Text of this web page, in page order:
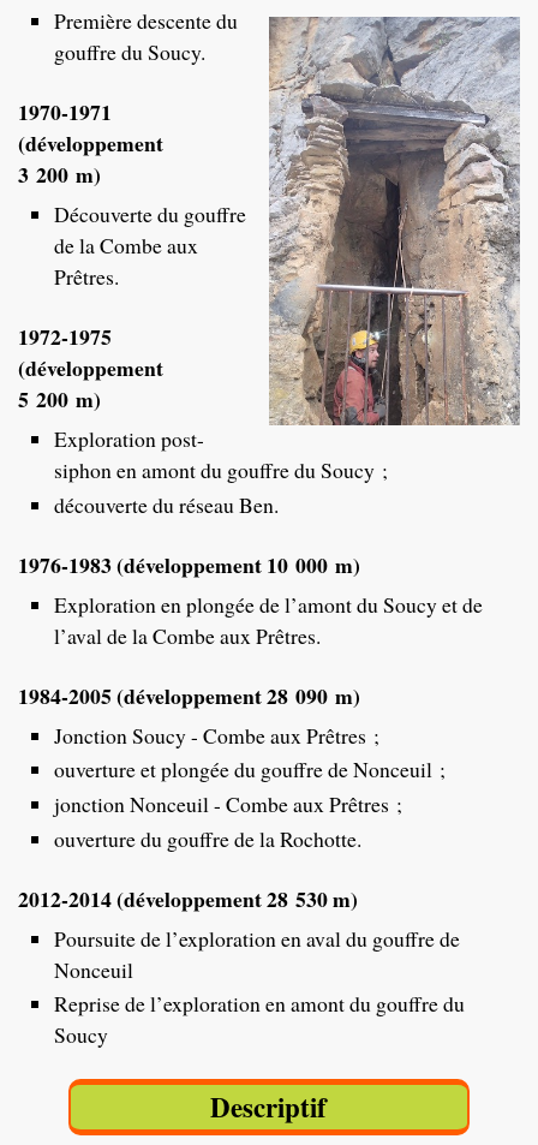
Première descente du
gouffre du Soucy.
1970-1971
(développement
3 200 m)
Découverte du gouffre
de la Combe aux
Prêtres.
1972-1975
(développement
5 200 m)
Exploration post-
siphon en amont du gouffre du Soucy ;
découverte du réseau Ben.
1976-1983 (développement 10 000 m)
Exploration en plongée de l’amont du Soucy et de
l’aval de la Combe aux Prêtres.
1984-2005 (développement 28 090 m)
Jonction Soucy - Combe aux Prêtres ;
ouverture et plongée du gouffre de Nonceuil ;
jonction Nonceuil - Combe aux Prêtres ;
ouverture du gouffre de la Rochotte.
2012-2014 (développement 28 530 m)
Poursuite de l’exploration en aval du gouffre de
Nonceuil
Reprise de l’exploration en amont du gouffre du
Soucy
Descriptif